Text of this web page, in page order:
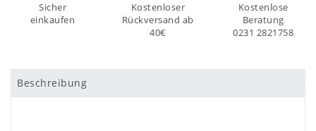
Sicher
einkaufen
Kostenloser
Rückversand ab
40€
Kostenlose
Beratung
0231 2821758
Beschreibung